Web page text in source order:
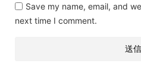
Save my name, email, and
next time I comment.